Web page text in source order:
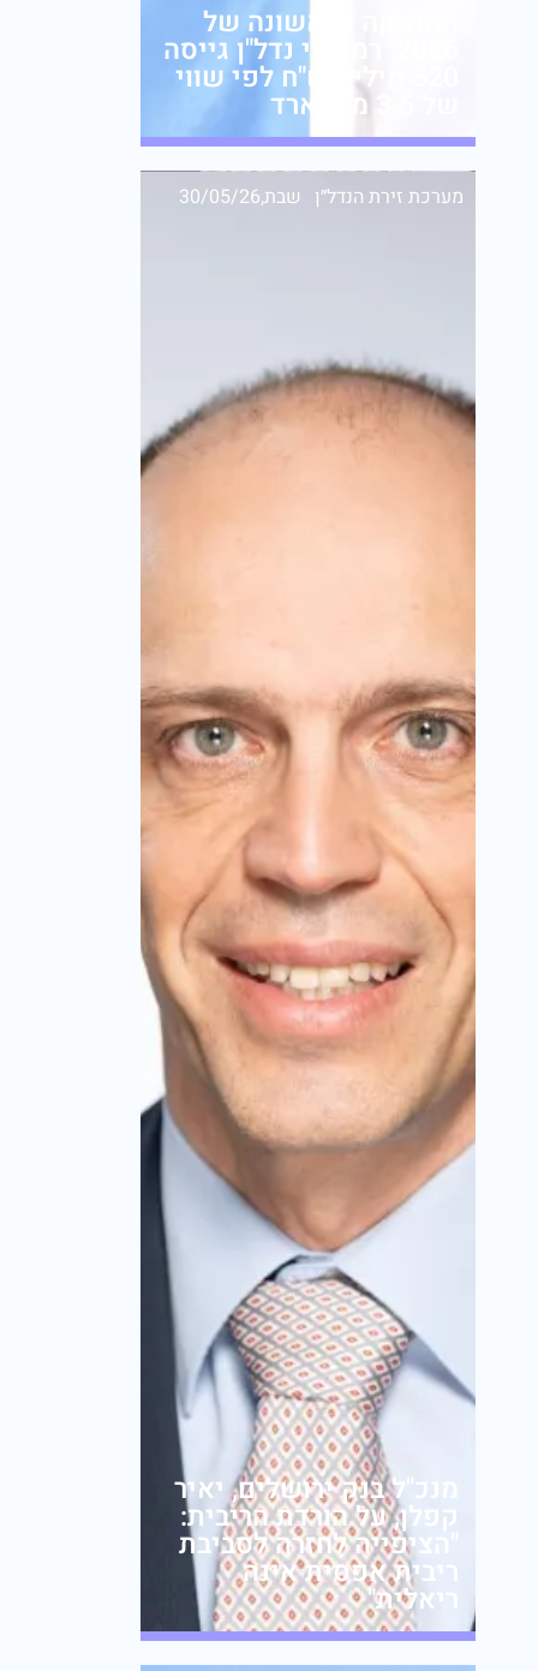
ההנפקה הראשונה של
2026: רמי לוי נדל"ן גייסה
520 מיליון ש"ח לפי שווי
מנכ"ל בנק ירושלים, יאיר
קפלן, על הורדת הריבית:
"הציפייה לחזרה לסביבת
ריבית אפסית אינה
ריאלית"
מערכת זירת הנדל״ן שבת,30/05/26